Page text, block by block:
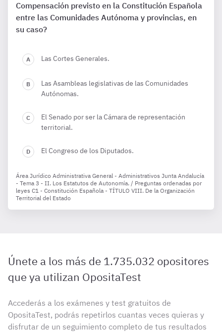
Compensación previsto en la Constitución Española
entre las Comunidades Autónoma y provincias, en
su caso?
Las Cortes Generales.
Las Asambleas legislativas de las Comunidades
Autónomas.
El Senado por ser la Cámara de representación
territorial.
El Congreso de los Diputados.
Área Jurídico Administrativa General - Administrativos Junta Andalucía
- Tema 3 - II. Los Estatutos de Autonomía. / Preguntas ordenadas por
leyes C1 - Constitución Española - TÍTULO VIII. De la Organización
Territorial del Estado
Únete a los más de 1.735.032 opositores
que ya utilizan OpositaTest
Accederás a los exámenes y test gratuitos de
OpositaTest, podrás repetirlos cuantas veces quieras y
disfrutar de un seguimiento completo de tus resultados